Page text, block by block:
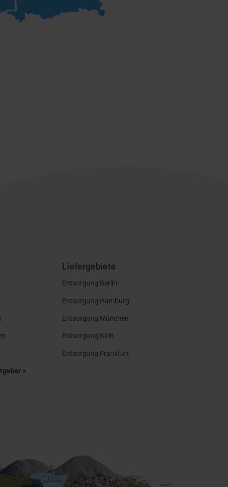
>
Liefergebiete
Entsorgung Berlin
Entsorgung Hamburg
Entsorgung München
Entsorgung Köln
Entsorgung Frankfurt